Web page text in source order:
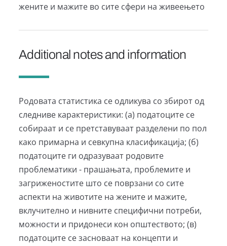
жените и мажите во сите сфери на живеењето
Additional notes and information
Родовата статистика се одликува со збирот од
следниве карактеристики: (а) податоците се
собираат и се претставуваат разделени по пол
како примарна и севкупна класификација; (б)
податоците ги одразуваат родовите
проблематики - прашањата, проблемите и
загриженостите што се поврзани со сите
аспекти на животите на жените и мажите,
вклучително и нивните специфични потреби,
можности и придонеси кон општеството; (в)
податоците се засноваат на концепти и